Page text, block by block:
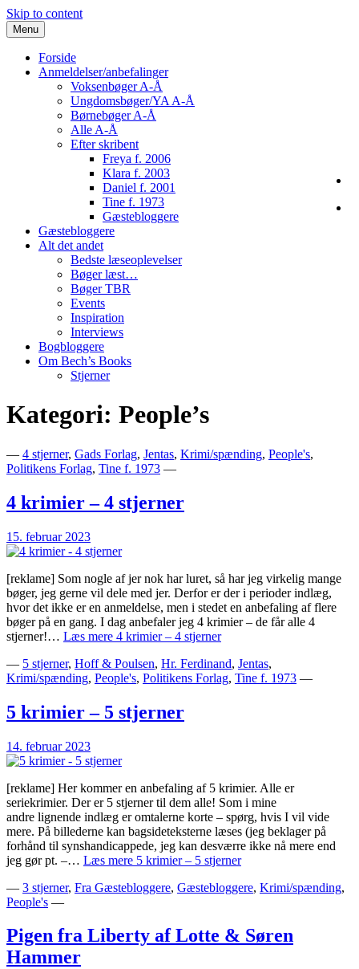
Skip to content
Menu
Forside
Anmeldelser/anbefalinger
Voksenbøger A-Å
Ungdomsbøger/YA A-Å
Børnebøger A-Å
Alle A-Å
Efter skribent
Freya f. 2006
Klara f. 2003
Daniel f. 2001
Tine f. 1973
Gæstebloggere
Gæstebloggere
Alt det andet
Bedste læseoplevelser
Bøger læst…
Bøger TBR
Events
Inspiration
Interviews
Bogbloggere
Om Bech’s Books
Stjerner
Bech's Books
Bogblog – Vi ♥ Bøger
Kategori: People’s
— 4 stjerner, Gads Forlag, Jentas, Krimi/spænding, People's,
Politikens Forlag, Tine f. 1973 —
4 krimier – 4 stjerner
15. februar 2023
[reklame] Som nogle af jer nok har luret, så har jeg virkelig mange
bøger, jeg gerne vil dele med jer. Derfor er der i perioder indlæg,
hvor det ikke er en anmeldelse, men i stedet en anbefaling af flere
bøger på en gang. I dag anbefaler jeg 4 krimier – de får alle 4
stjerner!… Læs mere 4 krimier – 4 stjerner
— 5 stjerner, Hoff & Poulsen, Hr. Ferdinand, Jentas,
Krimi/spænding, People's, Politikens Forlag, Tine f. 1973 —
5 krimier – 5 stjerner
14. februar 2023
[reklame] Her kommer en anbefaling af 5 krimier. Alle er
seriekrimier. Der er 5 stjerner til dem alle! Som i mine
andre lignende indlæg er omtalerne korte – spørg, hvis I vil vide
mere. På billederne kan bagsideteksterne læses (jeg beklager på
forhånd til synshandicappede, jeg kan desværre ikke nå mere end
jeg gør pt. –… Læs mere 5 krimier – 5 stjerner
— 3 stjerner, Fra Gæstebloggere, Gæstebloggere, Krimi/spænding,
People's —
Pigen fra Liberty af Lotte & Søren
Hammer